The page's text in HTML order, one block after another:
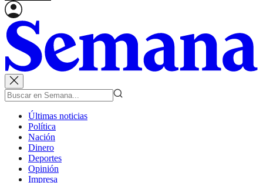
Últimas noticias
Política
Nación
Dinero
Deportes
Opinión
Impresa